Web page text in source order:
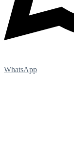
WhatsApp